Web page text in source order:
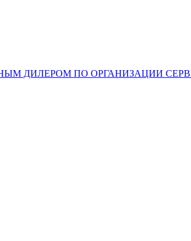
ДИЛЕРОМ ПО ОРГАНИЗАЦИИ